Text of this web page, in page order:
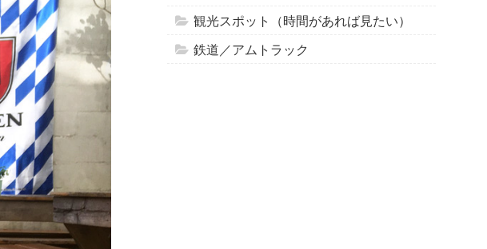
観光スポット（時間があれば見たい）
鉄道／アムトラック